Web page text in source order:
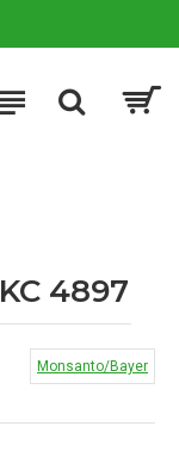
4897
Monsanto/Bayer